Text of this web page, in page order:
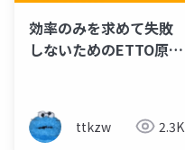
効率のみを求めて失敗
しないためのETTO原則
ttkzw 2.3K